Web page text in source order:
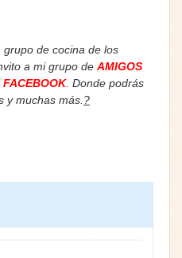
de cocina de los
a mi grupo de AMIGOS
FACEBOOK. Donde podrás
y muchas más. ?